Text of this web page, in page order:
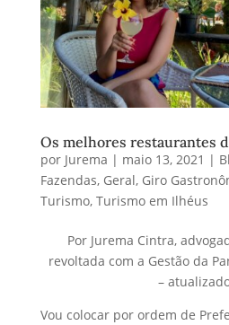
Os melhores restaurantes
por Jurema | maio 13, 2021 |
Fazendas, Geral, Giro
Turismo, Turismo em Ilhéus
Por Jurema Cintra,
revoltada com a Gestão da
–
Vou colocar por ordem de